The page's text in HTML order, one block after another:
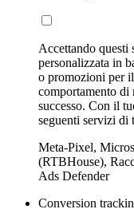
Accettando questi
personalizzata in
o promozioni per
comportamento di
successo. Con il
seguenti servizi di
Meta-Pixel,
(RTBHouse),
Ads Defender
Conversion